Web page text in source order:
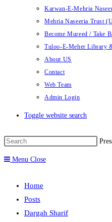
Karwan-E-Mehria
Mehria Naseeria Trust
Become Mureed / Take
Tuloo-E-Meher Library
About US
Contact
Web Team
Admin Login
Toggle website search
Menu Close
Home
Posts
Dargah Sharif